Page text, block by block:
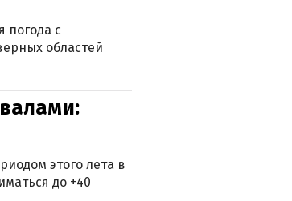
погода с
областей
этого лета в
до +40